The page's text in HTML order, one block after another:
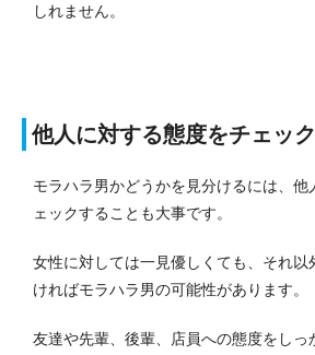
しれません。
他人に対する態度をチェッ
モラハラ男かどうかを見分けるには、他
ェックすることも大事です。
女性に対しては一見優しくても、それ以
ければモラハラ男の可能性があります。
友達や先輩、後輩、店員への態度をしっ